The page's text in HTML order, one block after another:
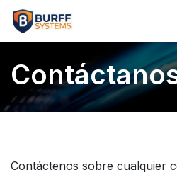
Contáctenos sobre cualquier